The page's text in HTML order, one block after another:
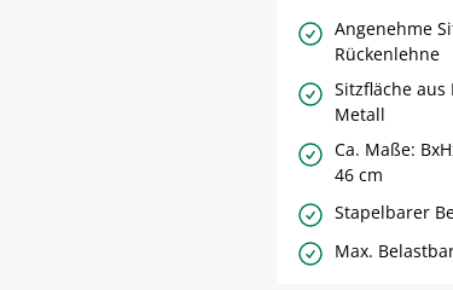
Angenehme
Rückenlehne
Sitzfläche aus
Metall
Ca. Maße:
46 cm
Stapelbarer
Max.